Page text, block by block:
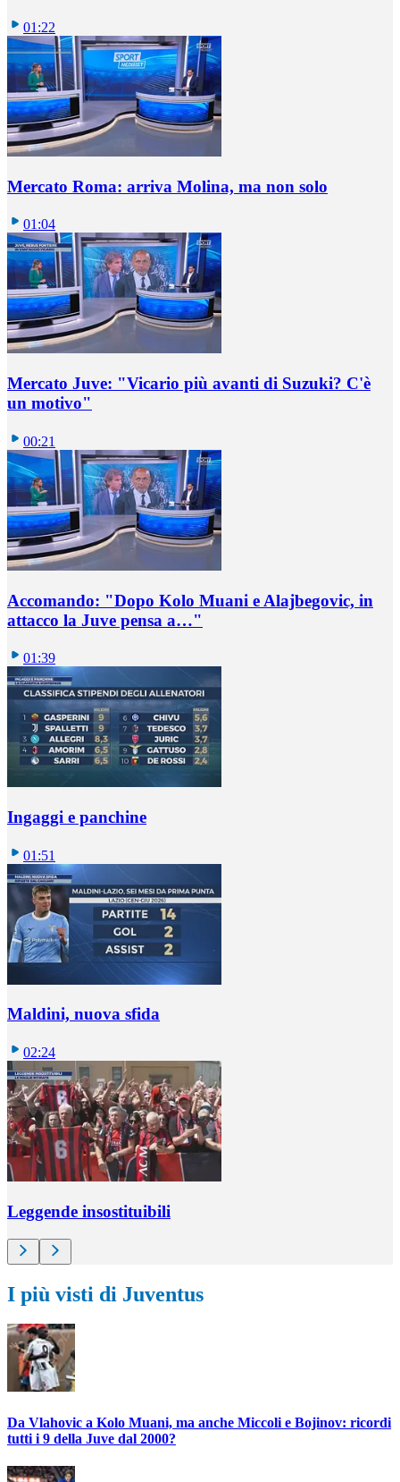
01:22
Mercato Roma: arriva Molina, ma non solo
01:04
Mercato Juve: "Vicario più avanti di Suzuki? C'è
un motivo"
00:21
Accomando: "Dopo Kolo Muani e Alajbegovic, in
attacco la Juve pensa a…"
01:39
Ingaggi e panchine
01:51
Maldini, nuova sfida
02:24
Leggende insostituibili
I più visti di Juventus
Da Vlahovic a Kolo Muani, ma anche Miccoli e Bojinov: ricordi
tutti i 9 della Juve dal 2000?